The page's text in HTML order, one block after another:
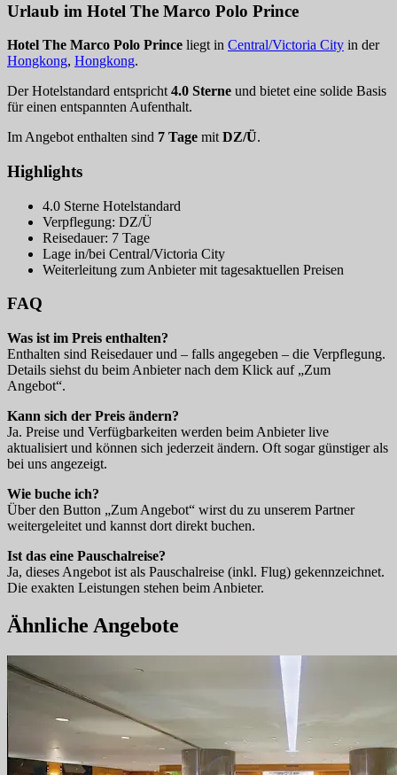
Urlaub im Hotel The Marco Polo Prince
Hotel The Marco Polo Prince liegt in Central/Victoria City in der
Hongkong, Hongkong.
Der Hotelstandard entspricht 4.0 Sterne und bietet eine solide Basis
für einen entspannten Aufenthalt.
Im Angebot enthalten sind 7 Tage mit DZ/Ü.
Highlights
4.0 Sterne Hotelstandard
Verpflegung: DZ/Ü
Reisedauer: 7 Tage
Lage in/bei Central/Victoria City
Weiterleitung zum Anbieter mit tagesaktuellen Preisen
FAQ
Was ist im Preis enthalten?
Enthalten sind Reisedauer und – falls angegeben – die Verpflegung.
Details siehst du beim Anbieter nach dem Klick auf „Zum
Angebot“.
Kann sich der Preis ändern?
Ja. Preise und Verfügbarkeiten werden beim Anbieter live
aktualisiert und können sich jederzeit ändern. Oft sogar günstiger als
bei uns angezeigt.
Wie buche ich?
Über den Button „Zum Angebot“ wirst du zu unserem Partner
weitergeleitet und kannst dort direkt buchen.
Ist das eine Pauschalreise?
Ja, dieses Angebot ist als Pauschalreise (inkl. Flug) gekennzeichnet.
Die exakten Leistungen stehen beim Anbieter.
Ähnliche Angebote